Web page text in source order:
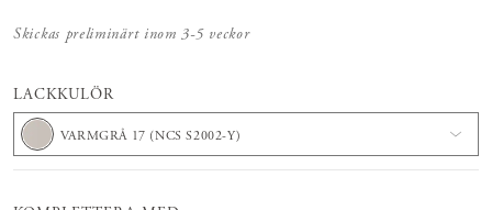
Skickas preliminärt inom 3-5 veckor
LACKKULÖR
VARMGRÅ 17 (NCS S2002-Y)